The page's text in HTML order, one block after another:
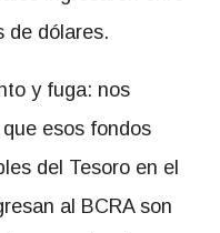
de dólares.
y fuga: nos
esos fondos
del Tesoro en el
al BCRA son